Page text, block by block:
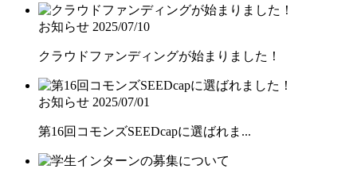
お知らせ 2025/07/10
クラウドファンディングが始まりました！
お知らせ 2025/07/01
第16回コモンズSEEDcapに選ばれま...